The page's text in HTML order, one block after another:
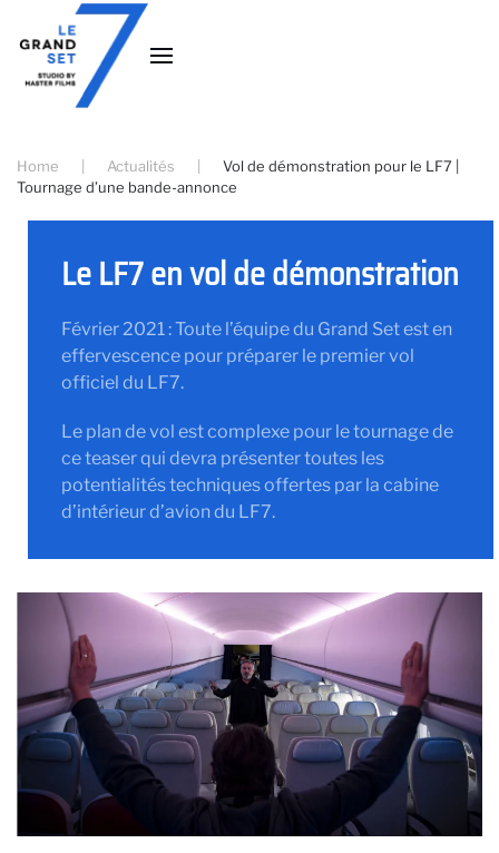
Accéder au contenu principal
Home Actualités
Vol de démonstration pour le LF7 |
Tournage d’une bande-annonce
Le LF7 en vol de démonstration
Février 2021 : Toute l’équipe du Grand Set est en
effervescence pour préparer le premier vol
officiel du LF7.
Le plan de vol est complexe pour le tournage de
ce teaser qui devra présenter toutes les
potentialités techniques offertes par la cabine
d’intérieur d’avion du LF7.